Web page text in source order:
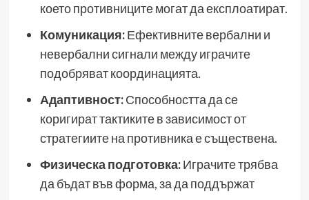
което противниците могат да експлоатират.
Комуникация:Ефективните вербални и
невербални сигнали между играчите
подобряват координацията.
Адаптивност:Способността да се
коригират тактиките в зависимост от
стратегиите на противника е съществена.
Физическа подготовка:Играчите трябва
да бъдат във форма, за да поддържат